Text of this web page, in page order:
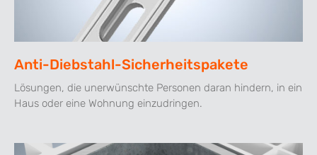
Anti-Diebstahl-Sicherheitspakete
Lösungen, die unerwünschte Personen daran hindern, in ein
Haus oder eine Wohnung einzudringen.